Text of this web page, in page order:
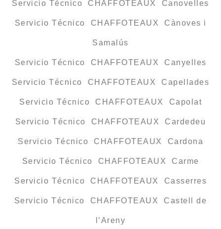
Servicio Técnico CHAFFOTEAUX Canovelles
Servicio Técnico CHAFFOTEAUX Cànoves i
Samalús
Servicio Técnico CHAFFOTEAUX Canyelles
Servicio Técnico CHAFFOTEAUX Capellades
Servicio Técnico CHAFFOTEAUX Capolat
Servicio Técnico CHAFFOTEAUX Cardedeu
Servicio Técnico CHAFFOTEAUX Cardona
Servicio Técnico CHAFFOTEAUX Carme
Servicio Técnico CHAFFOTEAUX Casserres
Servicio Técnico CHAFFOTEAUX Castell de
l’Areny